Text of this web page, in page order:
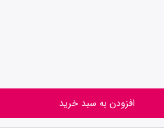
افزودن به سبد خرید